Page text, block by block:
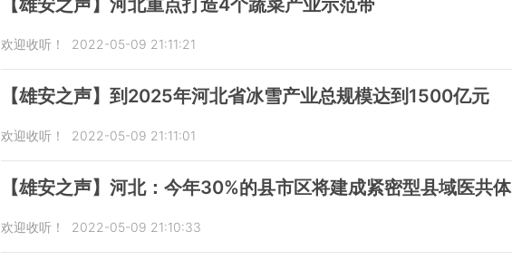
【雄安之声】河北重点打造4个蔬菜产业示范带
欢迎收听！ 2022-05-09 21:11:21
【雄安之声】到2025年河北省冰雪产业总规模达到1500亿元
欢迎收听！ 2022-05-09 21:11:01
【雄安之声】河北：今年30%的县市区将建成紧密型县域医共体
欢迎收听！ 2022-05-09 21:10:33